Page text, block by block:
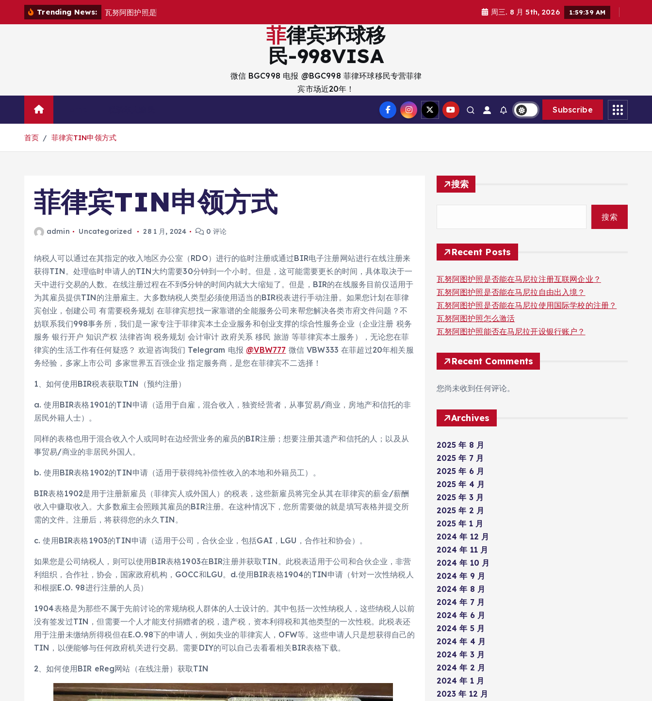
Trending News: 瓦努阿图护照是 周三. 8 月 5th, 2026 1:59:40 AM
菲律宾环球移
民-998VISA
微信 BGC998 电报 @BGC998 菲律环球移民专营菲律
宾市场近20年！
Subscribe
首页 菲律宾TIN申领方式
菲律宾TIN申领方式
admin Uncategorized 28 1 月, 2024 0 评论
纳税人可以通过在其指定的收入地区办公室（RDO）进行的临时注册或通过BIR电子注册网站进行在线注册来
获得TIN。处理临时申请人的TIN大约需要30分钟到一个小时。但是，这可能需要更长的时间，具体取决于一
天中进行交易的人数。在线注册过程在不到5分钟的时间内就大大缩短了。但是，BIR的在线服务目前仅适用于
为其雇员提供TIN的注册雇主。大多数纳税人类型必须使用适当的BIR税表进行手动注册。如果您计划在菲律
宾创业，创建公司 有需要税务规划 在菲律宾想找一家靠谱的全能服务公司来帮您解决各类市府文件问题？不
妨联系我们998事务所，我们是一家专注于菲律宾本土企业服务和创业支撑的综合性服务企业（企业注册 税务
服务 银行开户 知识产权 法律咨询 税务规划 会计审计 政府关系 移民 旅游 等菲律宾本土服务），无论您在菲
律宾的生活工作有任何疑惑？ 欢迎咨询我们 Telegram 电报@VBW777 微信 VBW333 在菲超过20年相关服
务经验，多家上市公司 多家世界五百强企业 指定服务商，是您在菲律宾不二选择！
1、如何使用BIR税表获取TIN（预约注册）
a. 使用BIR表格1901的TIN申请（适用于自雇，混合收入，独资经营者，从事贸易/商业，房地产和信托的非
居民外籍人士）。
同样的表格也用于混合收入个人或同时在边经营业务的雇员的BIR注册；想要注册其遗产和信托的人；以及从
事贸易/商业的非居民外国人。
b. 使用BIR表格1902的TIN申请（适用于获得纯补偿性收入的本地和外籍员工）。
BIR表格1902是用于注册新雇员（菲律宾人或外国人）的税表，这些新雇员将完全从其在菲律宾的薪金/薪酬
收入中赚取收入。大多数雇主会照顾其雇员的BIR注册。在这种情况下，您所需要做的就是填写表格并提交所
需的文件。注册后，将获得您的永久TIN。
c. 使用BIR表格1903的TIN申请（适用于公司，合伙企业，包括GAI，LGU，合作社和协会）。
如果您是公司纳税人，则可以使用BIR表格1903在BIR注册并获取TIN。此税表适用于公司和合伙企业，非营
利组织，合作社，协会，国家政府机构，GOCC和LGU。d.使用BIR表格1904的TIN申请（针对一次性纳税人
和根据E.O. 98进行注册的人员）
1904表格是为那些不属于先前讨论的常规纳税人群体的人士设计的。其中包括一次性纳税人，这些纳税人以前
没有签发过TIN，但需要一个人才能支付捐赠者的税，遗产税，资本利得税和其他类型的一次性税。此税表还
用于注册未缴纳所得税但在E.O.98下的申请人，例如失业的菲律宾人，OFW等。这些申请人只是想获得自己的
TIN，以便能够与任何政府机关进行交易。需要DIY的可以自己去看看相关BIR表格下载。
2、如何使用BIR eReg网站（在线注册）获取TIN
搜索
搜索
Recent Posts
瓦努阿图护照是否能在马尼拉注册互联网企业？
瓦努阿图护照是否能在马尼拉自由出入境？
瓦努阿图护照是否能在马尼拉使用国际学校的注册？
瓦努阿图护照怎么激活
瓦努阿图护照能否在马尼拉开设银行账户？
Recent Comments
您尚未收到任何评论。
Archives
2025 年 8 月
2025 年 7 月
2025 年 6 月
2025 年 4 月
2025 年 3 月
2025 年 2 月
2025 年 1 月
2024 年 12 月
2024 年 11 月
2024 年 10 月
2024 年 9 月
2024 年 8 月
2024 年 7 月
2024 年 6 月
2024 年 5 月
2024 年 4 月
2024 年 3 月
2024 年 2 月
2024 年 1 月
2023 年 12 月